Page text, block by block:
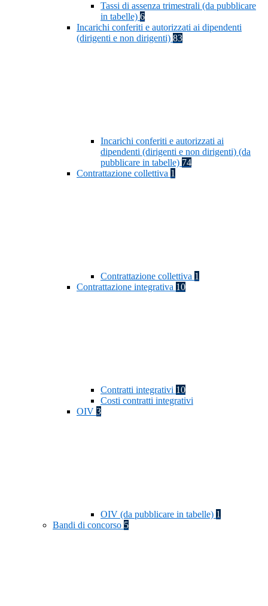
Tassi di assenza trimestrali (da pubblicare
in tabelle) 6
Incarichi conferiti e autorizzati ai dipendenti
(dirigenti e non dirigenti) 83
Incarichi conferiti e autorizzati ai
dipendenti (dirigenti e non dirigenti) (da
pubblicare in tabelle) 74
Contrattazione collettiva 1
Contrattazione collettiva 1
Contrattazione integrativa 10
Contratti integrativi 10
Costi contratti integrativi
OIV 3
OIV (da pubblicare in tabelle) 1
Bandi di concorso 5